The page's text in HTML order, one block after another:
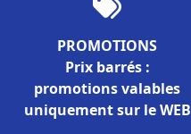
PROMOTIONS
Prix barrés :
promotions valables
uniquement sur le WEB